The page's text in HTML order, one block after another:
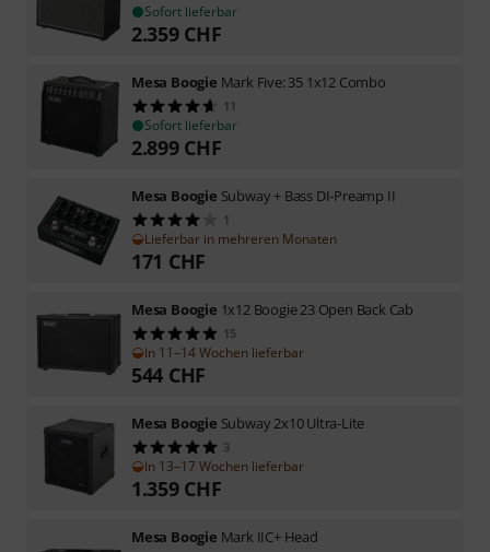
Sofort lieferbar
2.359 CHF
Mesa Boogie Mark Five: 35 1x12 Combo
11
Sofort lieferbar
2.899 CHF
Mesa Boogie Subway + Bass DI-Preamp II
1
Lieferbar in mehreren Monaten
171 CHF
Mesa Boogie 1x12 Boogie 23 Open Back Cab
15
In 11–14 Wochen lieferbar
544 CHF
Mesa Boogie Subway 2x10 Ultra-Lite
3
In 13–17 Wochen lieferbar
1.359 CHF
Mesa Boogie Mark IIC+ Head